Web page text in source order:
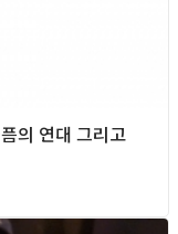
의 연대 그리고